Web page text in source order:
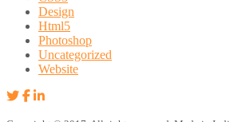
Design
Html5
Photoshop
Uncategorized
Website